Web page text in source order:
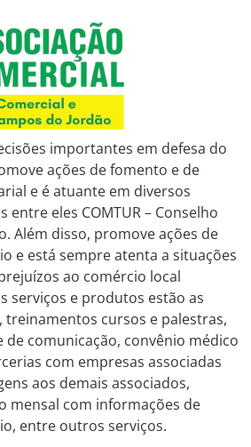
importantes em defesa do
ações de fomento e de
e é atuante em diversos
entre eles COMTUR – Conselho
Além disso, promove ações de
e está sempre atenta a situações
ao comércio local
serviços e produtos estão as
treinamentos cursos e palestras,
comunicação, convênio médico
com empresas associadas
aos demais associados,
mensal com informações de
entre outros serviços.